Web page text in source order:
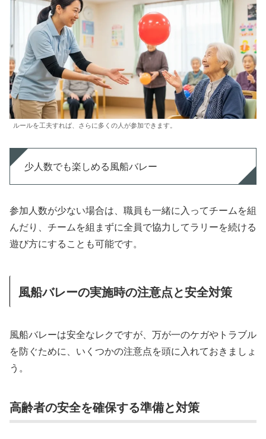
ルールを工夫すれば、さらに多くの人が参加できます。
少人数でも楽しめる風船バレー
参加人数が少ない場合は、職員も一緒に入ってチームを組
んだり、チームを組まずに全員で協力してラリーを続ける
遊び方にすることも可能です。
風船バレーの実施時の注意点と安全対策
風船バレーは安全なレクですが、万が一のケガやトラブル
を防ぐために、いくつかの注意点を頭に入れておきましょ
う。
高齢者の安全を確保する準備と対策